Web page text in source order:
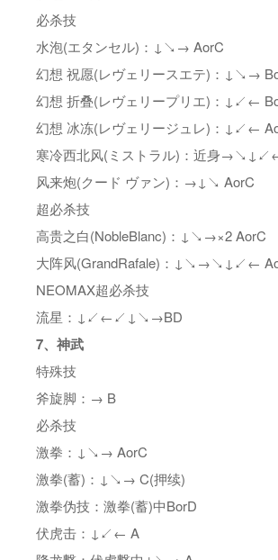
必杀技
水泡(エタンセル)：↓↘→ AorC
幻想 祝愿(レヴェリースエテ)：↓↘→
幻想 折叠(レヴェリープリエ)：↓↙←
幻想 冰冻(レヴェリージュレ)：↓↙←
寒冷西北风(ミストラル)：近身
风来炮(クード ヴァン)：→↓↘ AorC
超必杀技
高贵之白(NobleBlanc)：↓↘→×2 AorC
大阵风(GrandRafale)：↓↘→↘↓↙←
NEOMAX超必杀技
流星：↓↙←↙↓↘→BD
7、神武
特殊技
斧旋脚：→ B
必杀技
激拳：↓↘→ AorC
激拳(蓄)：↓↘→ C(押续)
激拳伪技：激拳(蓄)中BorD
伏虎击：↓↙← A